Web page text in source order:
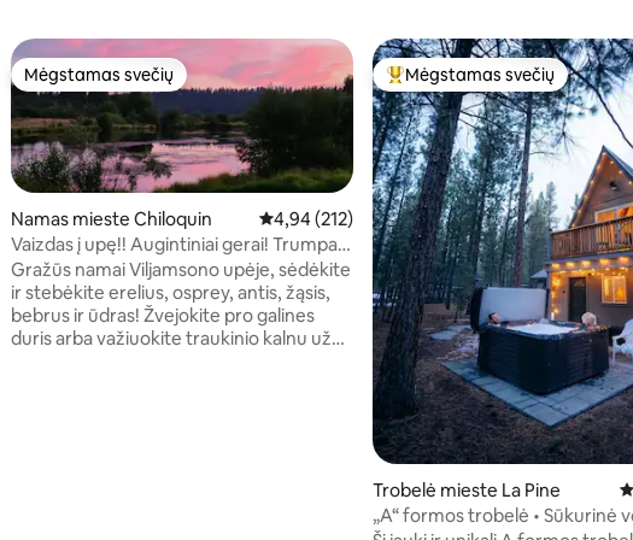
4,97 iš 5, atsiliepimų: 236
Mėgstamas svečių
Mėgstamas svečių
Namas mieste Chiloquin Vidutinis įvertinimas: 4,94 iš 5, atsiliepimų: 212
4,94 (212)
Vaizdas į upę!! Augintiniai gerai! Trumpas
kelias iki Kraterio ežero!!
Gražūs namai Viljamsono upėje, sėdėkite
ir stebėkite erelius, osprey, antis, žąsis,
bebrus ir ūdras! Žvejokite pro galines
duris arba važiuokite traukinio kalnu už
Svečių mėgstamiausias
Mėgstamas svečių
Trobelė mieste La Pine
„A“ formos trobelė • Sūkurinė